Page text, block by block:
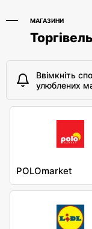
МАГАЗИНИ
Ввімкніть
улюблених
POLOmarket